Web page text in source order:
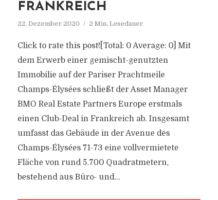
FRANKREICH
22. Dezember 2020 2 Min. Lesedauer
Click to rate this post![Total: 0 Average: 0] Mit
dem Erwerb einer gemischt-genutzten
Immobilie auf der Pariser Prachtmeile
Champs-Élysées schließt der Asset Manager
BMO Real Estate Partners Europe erstmals
einen Club-Deal in Frankreich ab. Insgesamt
umfasst das Gebäude in der Avenue des
Champs-Élysées 71-73 eine vollvermietete
Fläche von rund 5.700 Quadratmetern,
bestehend aus Büro- und...